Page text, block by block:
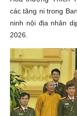
các tăng ni trong
ninh nội địa nhân
2026.